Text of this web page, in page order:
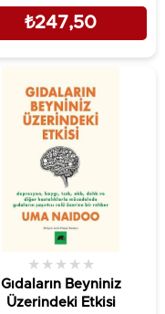
₺247,50
Gıdaların Beyniniz
Üzerindeki Etkisi
★ ★ ★ ★ ★